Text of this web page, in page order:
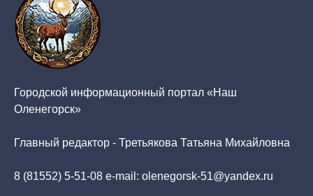
Городской информационный портал «Наш
Оленегорск»
Главный редактор - Третьякова Татьяна Михайловна
8 (81552) 5-51-08 e-mail: olenegorsk-51@yandex.ru